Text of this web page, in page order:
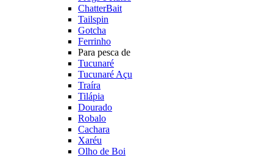
ChatterBait
Tailspin
Gotcha
Ferrinho
Para pesca de
Tucunaré
Tucunaré Açu
Traíra
Tilápia
Dourado
Robalo
Cachara
Xaréu
Olho de Boi